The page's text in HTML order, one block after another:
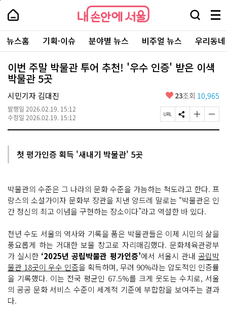
본
로
가
내
손
안
에
서
울
-
서
울
시
대
표
소
통
포
내
손
에
울
검
창
열
기
메
뉴
전
체
보
기
주
요
서
뉴스홈 기획·이슈 분야별 뉴스 비주얼 뉴스 우리동
이번 주말 박물관 투어 추천! '우수 인증' 받은 이색
박물관 5곳
시민기자 김대진
발행일 2026.02.19. 15:12
수정일 2026.02.19. 15:12
좋
요
23조회 10,965
페
이
S
N
글
자
하
기
글
자
하
기
첫 평가인증 획득 '새내기 박물관' 5곳
박물관의 수준은 그 나라의 문화 수준을 가늠하는 척도라고 한다. 프
랑스의 소설가이자 문화부 장관을 지낸 앙드레 말로는 “박물관은 인
간 정신의 최고 이념을 구현하는 장소이다”라고 역설한 바 있다.
천년 수도 서울의 역사와 기록을 품은 박물관들은 이제 시민의 삶을
풍요롭게 하는 거대한 보물 창고로 자리매김했다. 문화체육관광부
가 실시한 ‘2025년 공립박물관 평가인증’에서 서울시 관내공립박
물관 18곳이 우수 인증을 획득하며, 무려 90%라는 압도적인 인증률
을 기록했다. 이는 전국 평균인 67.5%를 크게 웃도는 수치로, 서울
의 공공 문화 서비스 수준이 세계적 기준에 부합함을 보여주는 결과
다.
페
상
단
로